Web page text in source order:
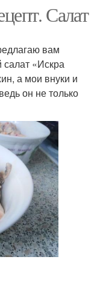
Салат
вам
салат «Искра
а мои внуки и
он не только